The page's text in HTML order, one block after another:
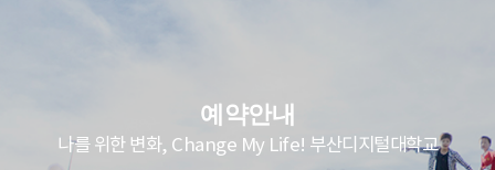
예약안내
나를 위한 변화, Change My Life! 부산디지털대학교